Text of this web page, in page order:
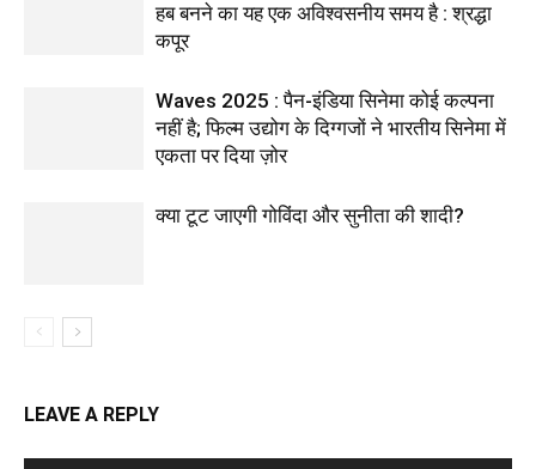
हब बनने का यह एक अविश्वसनीय समय है : श्रद्धा
कपूर
Waves 2025 : पैन-इंडिया सिनेमा कोई कल्पना
नहीं है; फिल्म उद्योग के दिग्गजों ने भारतीय सिनेमा में
एकता पर दिया ज़ोर
क्या टूट जाएगी गोविंदा और सुनीता की शादी?
LEAVE A REPLY